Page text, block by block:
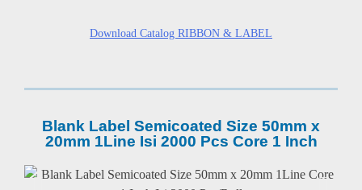
Download Catalog RIBBON & LABEL
Blank Label Semicoated Size 50mm x
20mm 1Line Isi 2000 Pcs Core 1 Inch